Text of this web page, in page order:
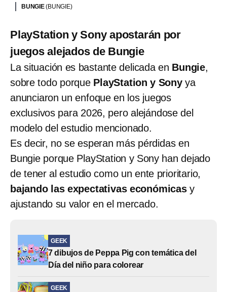
BUNGIE(BUNGIE)
PlayStation y Sony apostarán por
juegos alejados de Bungie
La situación es bastante delicada en Bungie,
sobre todo porquePlayStation y Sonyya
anunciaron un enfoque en los juegos
exclusivos para 2026, pero alejándose del
modelo del estudio mencionado.
Es decir, no se esperan más pérdidas en
Bungie porque PlayStation y Sony han dejado
de tener al estudio como un ente prioritario,
bajando las expectativas económicasy
ajustando su valor en el mercado.
GEEK
7 dibujos de Peppa Pig con temática del
Día del niño para colorear
GEEK